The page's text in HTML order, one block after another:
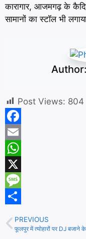
कारागार, आजमगढ़ के
सामानों का स्टॉल भी
Author:
Post Views: 804
F
a
c
e
b
o
E
m
a
W
h
a
s
X
M
sh
PREVIOUS